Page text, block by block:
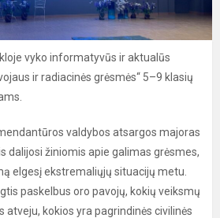
vyko informatyvūs ir aktualūs
ir radiacinės grėsmės“ 5–9 klasių
valdybos atsargos majoras
dalijosi žiniomis apie galimas grėsmes,
elgesį ekstremaliųjų situacijų metu.
paskelbus oro pavojų, kokių veiksmų
atveju, kokios yra pagrindinės civilinės